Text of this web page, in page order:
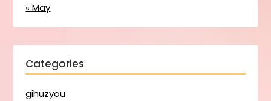
« May
Categories
gihuzyou